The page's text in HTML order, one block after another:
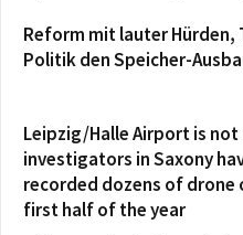
Reform mit lauter Hürden,
Politik den Speicher-
Leipzig/Halle Airport is
investigators in Saxony
recorded dozens of
first half of the year